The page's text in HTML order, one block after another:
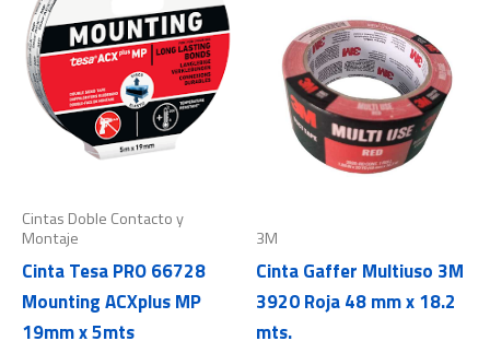
Cintas Doble Contacto y
Montaje
Cinta Tesa PRO 66728
Mounting ACXplus MP
19mm x 5mts
3M
Cinta Gaffer Multiuso 3M
3920 Roja 48 mm x 18.2
mts.